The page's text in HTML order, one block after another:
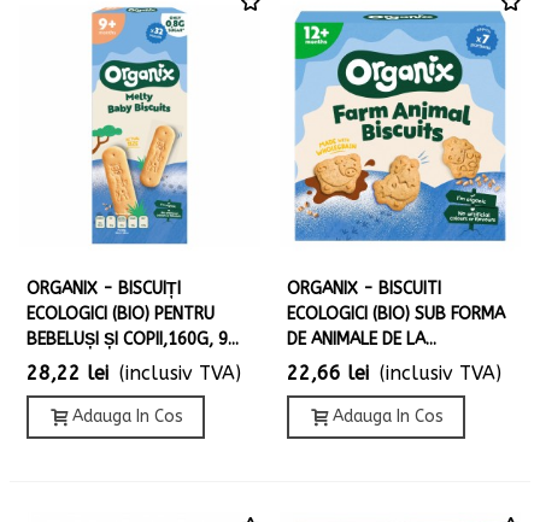
ORGANIX - BISCUIȚI
ECOLOGICI (BIO) PENTRU
BEBELUȘI ȘI COPII,160G, 9...
28,22 lei (inclusiv TVA)
Adauga In Cos
ORGANIX - BISCUITI
ECOLOGICI (BIO) SUB FORMA
DE ANIMALE DE LA...
22,66 lei (inclusiv TVA)
Adauga In Cos